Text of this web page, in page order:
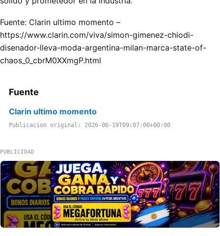
Fuente: Clarin ultimo momento –
https://www.clarin.com/viva/simon-gimenez-chiodi-
disenador-lleva-moda-argentina-milan-marca-state-of-
chaos_0_cbrM0XXmgP.html
Fuente
Clarin ultimo momento
Publicacion original: 2026-06-19T09:07:00+00:00
PUBLICIDAD